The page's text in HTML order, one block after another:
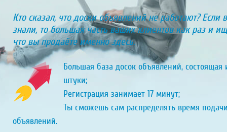
Кто сказал, что доски объявлений не работают? Если
знали, то большая часть ваших клиентов как раз и
что вы продаёте именно здесь.
Большая база досок объявлений, состоящая
штуки;
Регистрация занимает 17 минут;
Ты сможешь сам распределять время
объявлений.